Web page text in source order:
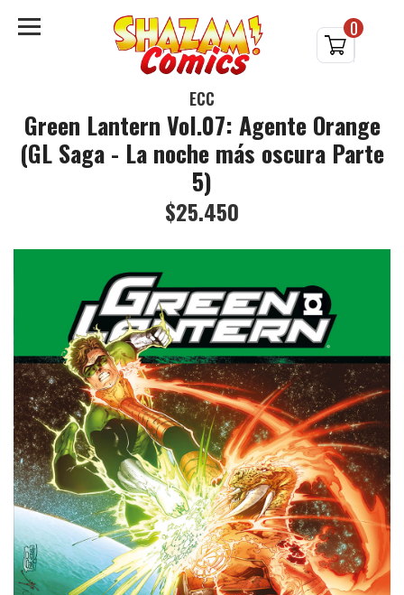
0
ECC
Green Lantern Vol.07: Agente Orange
(GL Saga - La noche más oscura Parte
5)
$25.450